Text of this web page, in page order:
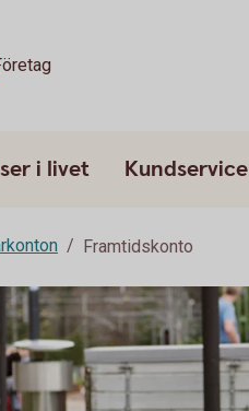
i livet Kundservice
Framtidskonto